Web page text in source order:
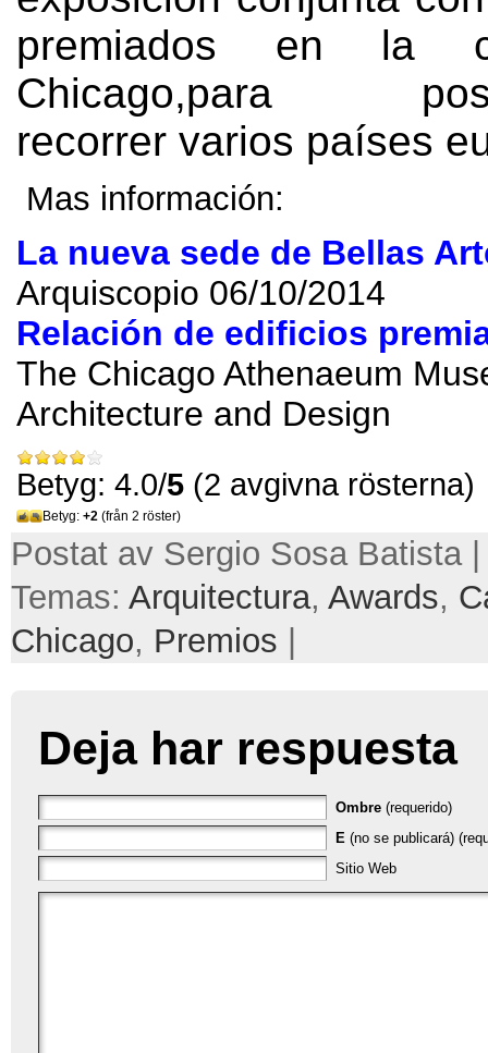
premiados en la
Chicago,para
recorrer varios países
Mas información:
La nueva sede de Bellas
Arquiscopio 06/10/2014
Relación de edificios
The Chicago Athenaeum
Architecture and Design
Betyg: 4.0/5 (2 avgivna rösterna)
Betyg: +2 (från 2 röster)
Postat av Sergio Sosa Batista
Temas: Arquitectura, Awards,
Chicago, Premios
Deja har respuesta
Ombre (requerido)
E (no se publicará)
Sitio Web